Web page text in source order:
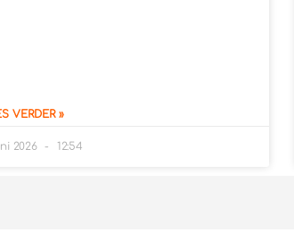
VERDER »
2026 12:54